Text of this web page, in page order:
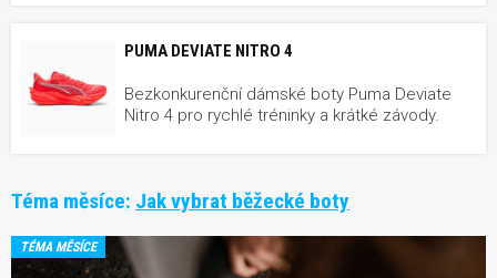
PUMA DEVIATE NITRO 4
Bezkonkurenční dámské boty Puma Deviate
Nitro 4 pro rychlé tréninky a krátké závody.
Téma měsíce: Jak vybrat běžecké boty
TÉMA MĚSÍCE